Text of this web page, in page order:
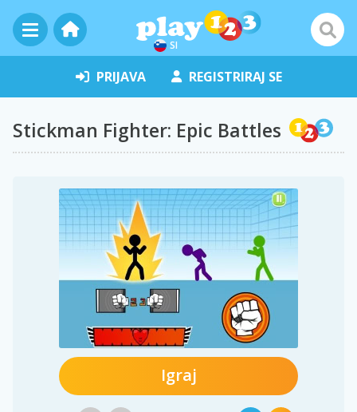
SI
PRIJAVA REGISTRIRAJ SE
Stickman Fighter: Epic Battles
Igraj